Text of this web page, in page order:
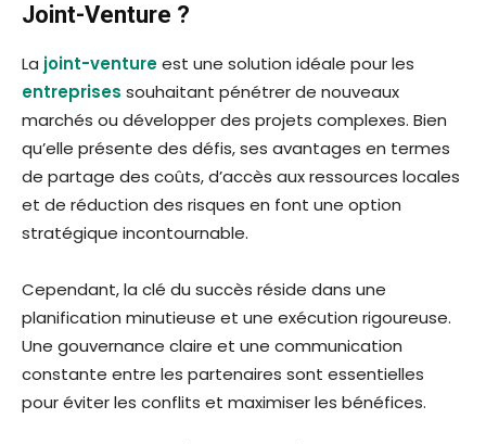
Joint-Venture ?
La joint-ventureest une solution idéale pour les
entreprises souhaitant pénétrer de nouveaux
marchés ou développer des projets complexes. Bien
qu’elle présente des défis, ses avantages en termes
de partage des coûts, d’accès aux ressources locales
et de réduction des risques en font une option
stratégique incontournable.
Cependant, la clé du succès réside dans une
planification minutieuse et une exécution rigoureuse.
Une gouvernance claire et une communication
constante entre les partenaires sont essentielles
pour éviter les conflits et maximiser les bénéfices.